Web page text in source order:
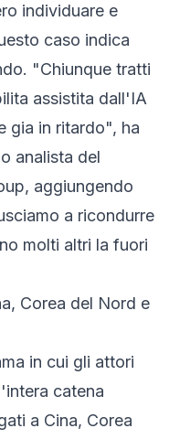
individuare e
caso indica
"Chiunque tratti
assistita dall'IA
gia in ritardo", ha
analista del
aggiungendo
a ricondurre
molti altri la fuori
Corea del Nord e
in cui gli attori
catena
a Cina, Corea